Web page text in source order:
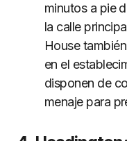
minutos a pie
la calle
House
en el
disponen de
menaje para